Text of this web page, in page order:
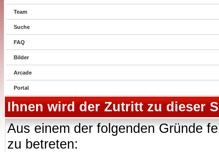
Team
Suche
FAQ
Bilder
Arcade
Portal
Ihnen wird der Zutritt zu dieser
Aus einem der folgenden Gründe
zu betreten: